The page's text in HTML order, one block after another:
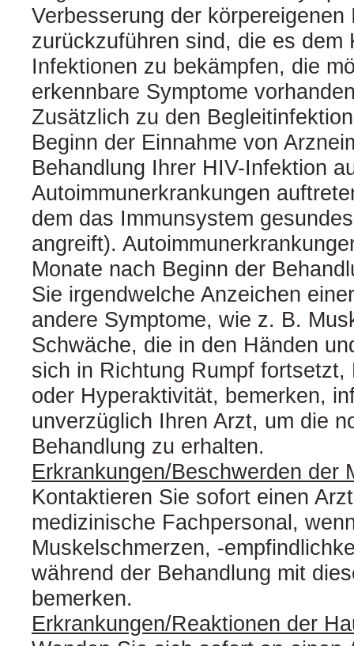
Verbesserung der körpereigenen
zurückzuführen sind, die es dem
Infektionen zu bekämpfen, die
erkennbare Symptome
Zusätzlich zu den
Beginn der Einnahme von
Behandlung Ihrer HIV-Infektion
Autoimmunerkrankungen
dem das Immunsystem
angreift).
Monate nach Beginn der
Sie irgendwelche Anzeichen
andere Symptome, wie z. B.
Schwäche, die in den Händen
sich in Richtung Rumpf
oder Hyperaktivität, bemerken,
unverzüglich Ihren Arzt, um die
Behandlung zu erhalten.
Erkrankungen/Beschwerden der
Kontaktieren Sie sofort einen
medizinische Fachpersonal,
Muskelschmerzen,
während der Behandlung mit
bemerken.
Erkrankungen/Reaktionen der